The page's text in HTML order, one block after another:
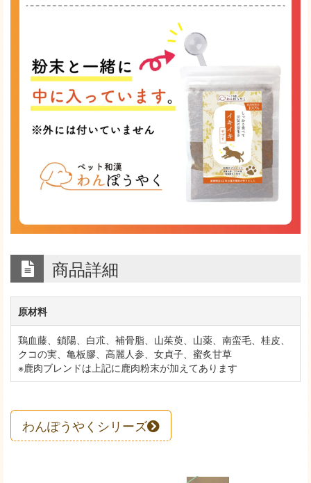
商品詳細
原材料
鶏血藤、鎖陽、白朮、補骨脂、山茱萸、山薬、南蛮毛、桂皮、
クコの実、亀板膠、高麗人参、女貞子、蜜炙甘草
※鹿肉ブレンドは上記に鹿肉粉末が加えてあります
わんぽうやくシリーズ